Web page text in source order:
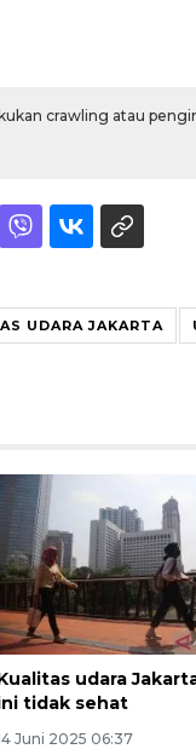
crawling atau
UDARA JAKARTA
udara
tidak sehat
Juni 2025 06:37